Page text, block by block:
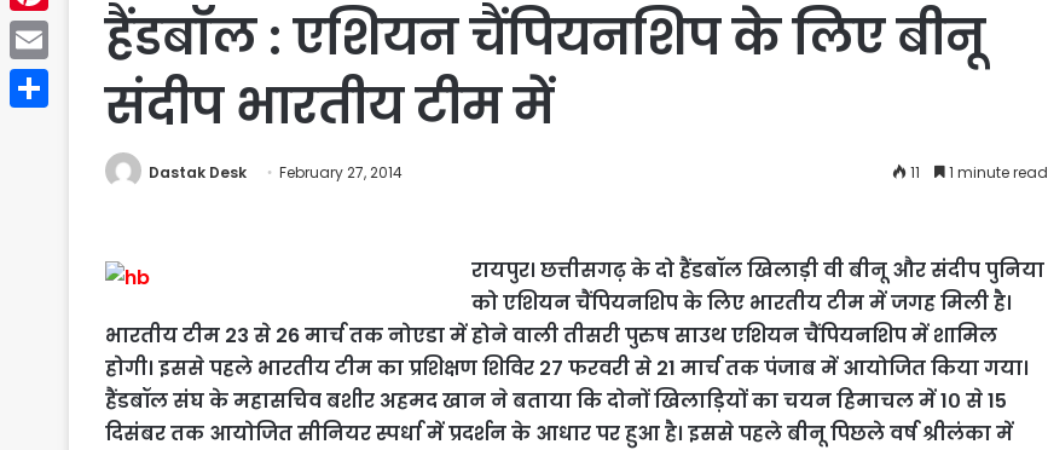
हैंडबॉल : एशियन चैंपियनशिप के लिए बीनू
संदीप भारतीय टीम में
Dastak Desk February 27, 2014 11 1 minute read
रायपुर। छत्तीसगढ़ के दो हैंडबॉल खिलाड़ी वी बीनू और संदीप पुनिया
को एशियन चैंपियनशिप के लिए भारतीय टीम में जगह मिली है।
भारतीय टीम 23 से 26 मार्च तक नोएडा में होने वाली तीसरी पुरुष साउथ एशियन चैंपियनशिप में शामिल
होगी। इससे पहले भारतीय टीम का प्रशिक्षण शिविर 27 फरवरी से 21 मार्च तक पंजाब में आयोजित किया गया।
हैंडबॉल संघ के महासचिव बशीर अहमद खान ने बताया कि दोनों खिलाड़ियों का चयन हिमाचल में 1० से 15
दिसंबर तक आयोजित सीनियर स्पर्धा में प्रदर्शन के आधार पर हुआ है। इससे पहले बीनू पिछले वर्ष श्रीलंका में
Pinterest
Email